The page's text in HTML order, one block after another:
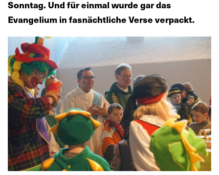
Sonntag. Und für einmal wurde gar das
Evangelium in fasnächtliche Verse verpackt.